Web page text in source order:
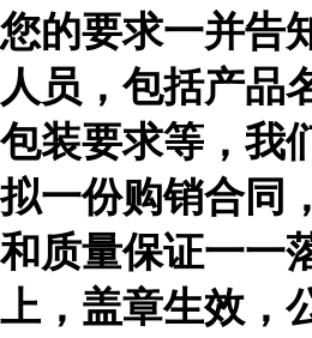
您的要求一并告
人员，包括产品
包装要求等，我
拟一份购销合同
和质量保证一一
上，盖章生效，